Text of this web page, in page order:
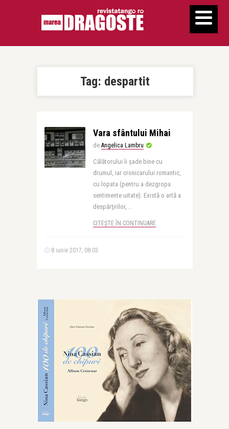
Tag: despartit
Vara sfântului Mihai
de Angelica Lambru
Călătorului îi şade bine cu
drumul, iar cronicarului romantic,
cu lopata (pentru a dezgropa
sentimente uitate). Există o artă a
despărţirilor, ..
CITEȘTE ÎN CONTINUARE
8 iunie 2017, 08:03